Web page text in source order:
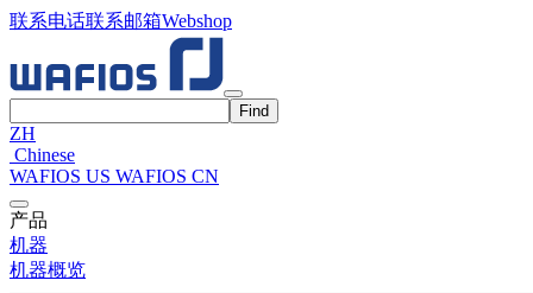
联系电话联系邮箱Webshop
ZH
Chinese
WAFIOS US WAFIOS CN
产品
机器
机器概览